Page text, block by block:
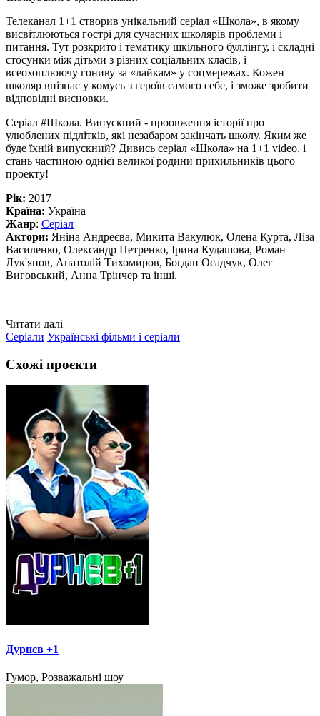
Телеканал 1+1 створив унікальний серіал «Школа», в якому
висвітлюються гострі для сучасних школярів проблеми і
питання. Тут розкрито і тематику шкільного буллінгу, і складні
стосунки між дітьми з різних соціальних класів, і
всеохоплюючу гониву за «лайкам» у соцмережах. Кожен
школяр впізнає у комусь з героїв самого себе, і зможе зробити
відповідні висновки.
Серіал #Школа. Випускний - проовження історії про
улюблених підлітків, які незабаром закінчать школу. Яким же
буде їхній випускний? Дивись серіал «Школа» на 1+1 video, і
стань частиною однієї великої родини прихильників цього
проекту!
Рік: 2017
Країна: Україна
Жанр: Серіал
Актори: Яніна Андреєва, Микита Вакулюк, Олена Курта, Ліза
Василенко, Олександр Петренко, Ірина Кудашова, Роман
Лук'янов, Анатолій Тихомиров, Богдан Осадчук, Олег
Виговський, Анна Трінчер та інші.
Читати далі
Серіали Українські фільми і серіали
Схожі проєкти
Дурнєв +1
Гумор, Розважальні шоу